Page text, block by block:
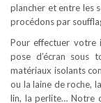
plancher et entre les
procédons par
Pour effectuer votre
pose d’écran sous
matériaux isolants
ou la laine de roche,
lin, la perlite… Notre